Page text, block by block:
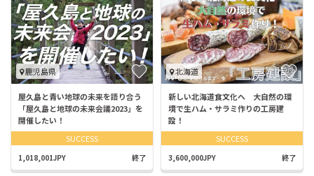
鹿児島県
屋久島と青い地球の未来を語り合う
「屋久島と地球の未来会議2023」を
開催したい！
SUCCESS
1,018,001JPY 終了
北海道
新しい北海道食文化へ 大自然の環
境で生ハム・サラミ作りの工房建
設！
SUCCESS
3,600,000JPY 終了